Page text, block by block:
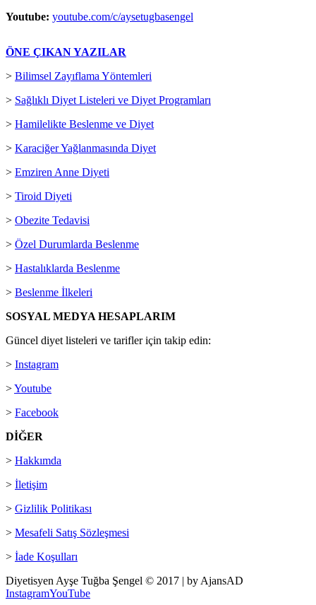
Youtube: youtube.com/c/aysetugbasengel
ÖNE ÇIKAN YAZILAR
> Bilimsel Zayıflama Yöntemleri
> Sağlıklı Diyet Listeleri ve Diyet Programları
> Hamilelikte Beslenme ve Diyet
> Karaciğer Yağlanmasında Diyet
> Emziren Anne Diyeti
> Tiroid Diyeti
> Obezite Tedavisi
> Özel Durumlarda Beslenme
> Hastalıklarda Beslenme
> Beslenme İlkeleri
SOSYAL MEDYA HESAPLARIM
Güncel diyet listeleri ve tarifler için takip edin:
> Instagram
>Youtube
> Facebook
DİĞER
> Hakkımda
> İletişim
> Gizlilik Politikası
> Mesafeli Satış Sözleşmesi
> İade Koşulları
Diyetisyen Ayşe Tuğba Şengel © 2017 | by AjansAD
InstagramYouTube